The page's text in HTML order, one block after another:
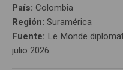
País: Colombia
Región: Suramérica
Fuente: Le Monde
julio 2026